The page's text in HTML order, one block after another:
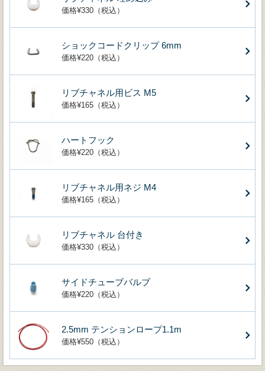
価格¥330（税込）
ショックコードクリップ 6mm
価格¥220（税込）
リブチャネル用ビス M5
価格¥165（税込）
ハートフック
価格¥220（税込）
リブチャネル用ネジ M4
価格¥165（税込）
リブチャネル 台付き
価格¥330（税込）
サイドチューブバルブ
価格¥220（税込）
2.5mm テンションロープ1.1m
価格¥550（税込）